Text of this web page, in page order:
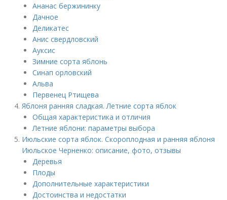
Ананас бержининку
Дачное
Деликатес
Анис свердловский
Ауксис
Зимние сорта яблонь
Синап орловский
Альва
Первенец Ртищева
Яблоня ранняя сладкая. Летние сорта яблок
Общая характеристика и отличия
Летние яблони: параметры выбора
Июльские сорта яблок. Скороплодная и ранняя яблоня
Июльское Черненко: описание, фото, отзывы
Деревья
Плоды
Дополнительные характеристики
Достоинства и недостатки